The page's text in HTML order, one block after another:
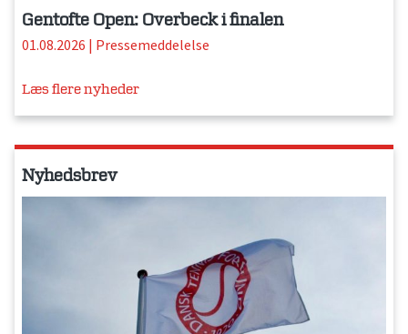
Gentofte Open: Overbeck i finalen
01.08.2026 | Pressemeddelelse
Læs flere nyheder
Nyhedsbrev